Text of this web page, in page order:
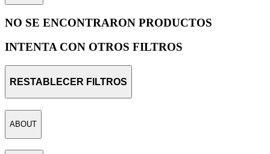
NO SE ENCONTRARON PRODUCTOS
INTENTA CON OTROS FILTROS
RESTABLECER FILTROS
ABOUT